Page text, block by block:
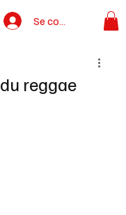
SubscribeSe connecter
reggae